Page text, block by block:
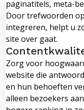
paginatitels, meta-
Door trefwoorden
integreren, helpt u
site over gaat.
Zorg voor
website die
en hun behoeften
alleen bezoekers